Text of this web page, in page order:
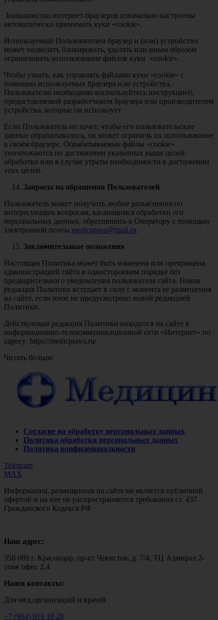
Большинство интернет-браузеров изначально настроены
автоматически принимать куки «cookie».
Используемый Пользователем браузер и (или) устройство
может позволять блокировать, удалять или иным образом
ограничивать использование файлов куки «cookie».
Чтобы узнать, как управлять файлами куки «cookie» с
помощью используемых браузера или устройства,
Пользователю необходимо воспользуйтесь инструкцией,
предоставляемой разработчиком браузера или производителем
устройства, которые он использует.
Если Пользователь не хочет, чтобы его пользовательские
данные обрабатывались, он может ограничь их использование
в своём браузере. Обрабатываемые файлы «cookie»
уничтожаются по достижении указанных выше целей
обработки или в случае утраты необходимости в достижении
этих целей.
Запросы на обращения Пользователей
Пользователь может получить любые разъяснения по
интересующим вопросам, касающимся обработки его
персональных данных, обратившись к Оператору с помощью
электронной почты medicpravo@mail.ru.
Заключительные положения
Настоящая Политика может быть изменена или прекращена
администрацией сайта в одностороннем порядке без
предварительного уведомления пользователя сайта. Новая
редакция Политики вступает в силу с момента ее размещения
на сайте, если иное не предусмотрено новой редакцией
Политики.
Действующая редакция Политики находится на сайте в
информационно-телекоммуникационной сети «Интернет» по
адресу: https://medicpravo.ru/
Читать больше
Согласие на обработку персональных данных
Политика обработки персональных данных
Политика конфиденциальности
Telegram
MAX
Информация, размещенная на сайте не является публичной
офертой и на нее не распространяются требования ст. 437
Гражданского Кодекса РФ
Наш адрес:
350 089 г. Краснодар, пр-кт Чекистов, д. 7/4, ТЦ Адмирал 2-
этаж офис 2.4
Наши контакты:
Для мед.организаций и врачей
+7 (964) 919 10 20